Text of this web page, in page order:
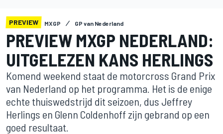
PREVIEW MXGP GP van Nederland
PREVIEW MXGP NEDERLAND:
UITGELEZEN KANS HERLINGS
Komend weekend staat de motorcross Grand Prix
van Nederland op het programma. Het is de enige
echte thuiswedstrijd dit seizoen, dus Jeffrey
Herlings en Glenn Coldenhoff zijn gebrand op een
goed resultaat.